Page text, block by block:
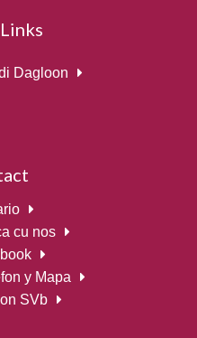
Dagloon
cu nos
y Mapa
SVb